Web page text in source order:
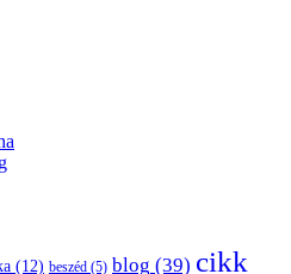
(12) beszéd (5) blog (39) cikk